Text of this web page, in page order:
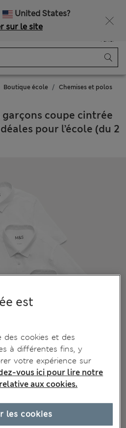
United States?
sur le site
Panier
Boutique école Chemises et polos
garçons coupe cintrée
pour l’école (du 2
est
des cookies et des
à différentes fins, y
votre expérience sur
vous ici pour lire notre
aux cookies.
les cookies